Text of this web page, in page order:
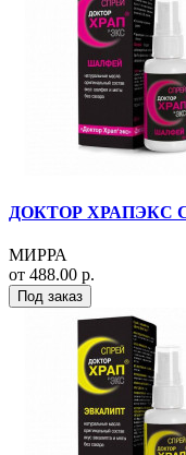
ДОКТОР ХРАПЭКС
МИРРА
от 488.00 р.
Под заказ